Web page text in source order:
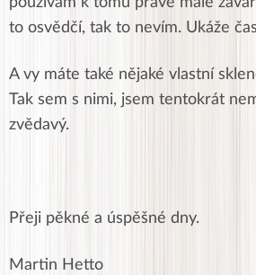
to osvědčí, tak to nevím. Ukáže
A vy máte také nějaké vlastní
Tak sem s nimi, jsem tentokrát
zvědavý.
Přeji pěkné a úspěšné dny.
Martin Hetto